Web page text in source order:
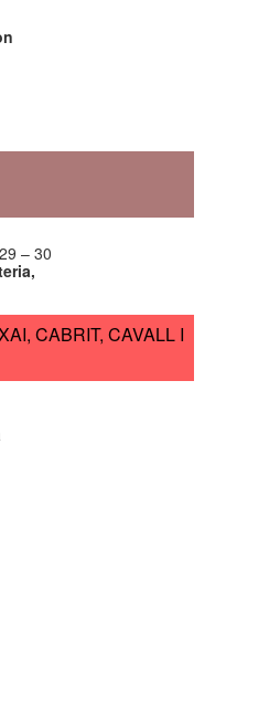
– 30
CABRIT, CAVALL I